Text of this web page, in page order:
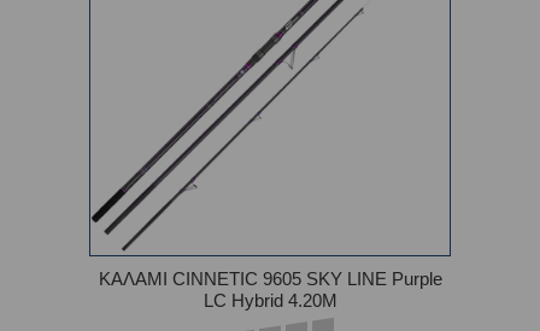
ΚΑΛΑΜΙ CINNETIC 9605 SKY LINE Purple
LC Hybrid 4.20M